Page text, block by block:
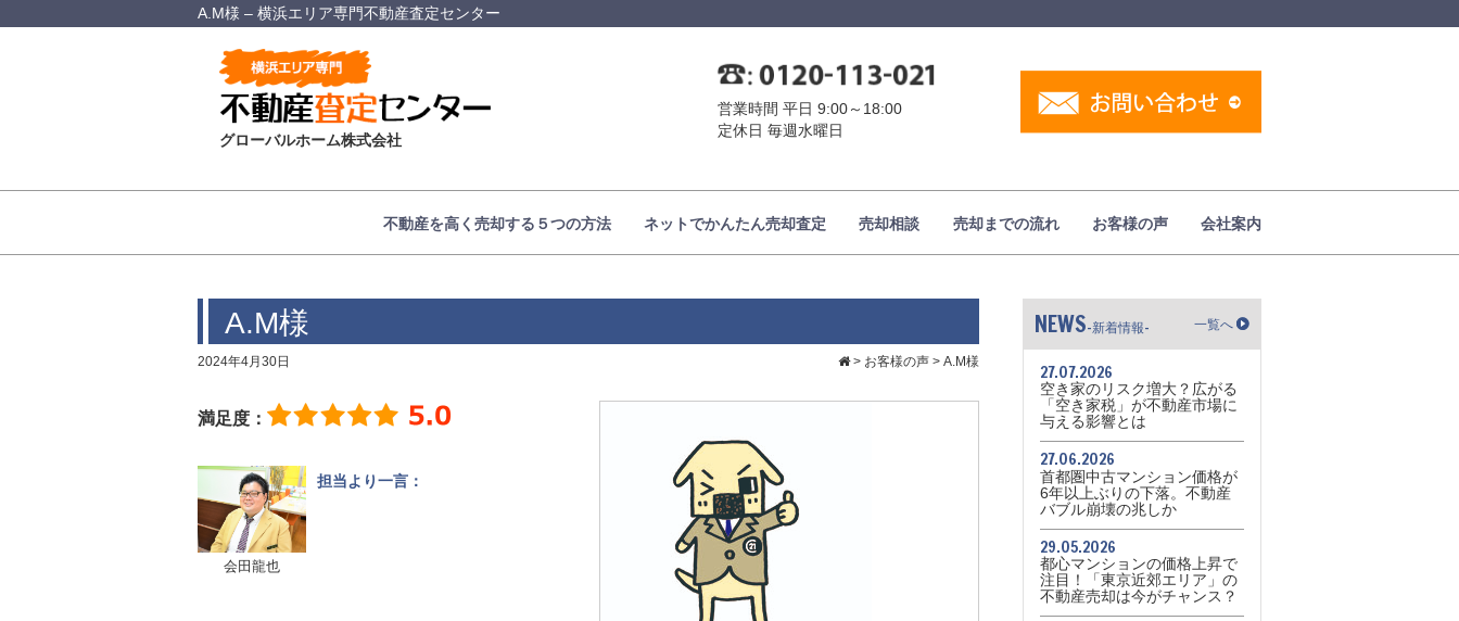
A.M様 – 横浜エリア専門不動産査定センター
グローバルホーム株式会社
営業時間 平日 9:00～18:00
定休日 毎週水曜日
不動産を高く売却する５つの方法 ネットでかんたん売却査定 売却相談 売却までの流れ お客様の声 会社案内
A.M様
> お客様の声 > A.M様
2024年4月30日
満足度：
会田龍也
担当より一言：
NEWS-新着情報- 一覧へ
27.07.2026
空き家のリスク増大？広がる
「空き家税」が不動産市場に
与える影響とは
27.06.2026
首都圏中古マンション価格が
6年以上ぶりの下落。不動産
バブル崩壊の兆しか
29.05.2026
都心マンションの価格上昇で
注目！「東京近郊エリア」の
不動産売却は今がチャンス？